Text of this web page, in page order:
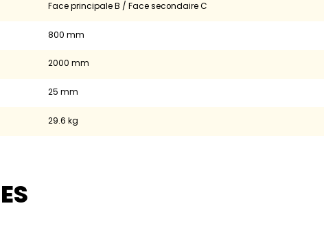
Face principale B / Face secondaire C
800 mm
2000 mm
25 mm
29.6 kg